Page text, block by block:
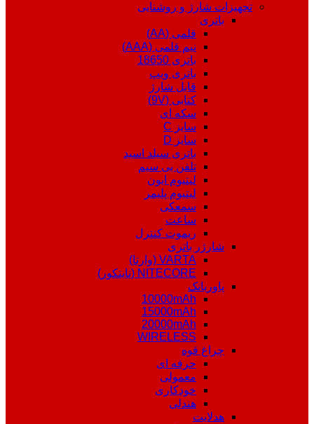
تجهیزات شارژ و روشنایی
باتری
قلمی (AA)
نیم قلمی (AAA)
باتری 18650
باتری ویپ
قابل شارژ
کتابی (9V)
سکه ای
سایز C
سایز D
باتری سیلد اسید
تلفن بی سیم
لیتیوم ایون
لیتیوم پلیمر
سمعکی
ساعت
ریموت کنترل
شارژر باتری
VARTA (وارتا)
NITECORE (نایتکور)
پاوربانک
10000mAh
15000mAh
20000mAh
WIRELESS
چراغ قوه
حرفه ای
معمولی
خودکاری
هندلی
هدلایت